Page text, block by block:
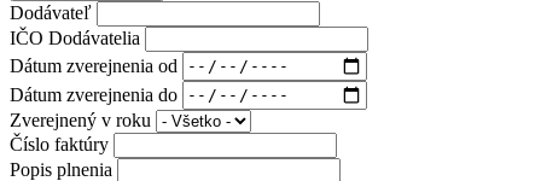
Dodávateľ
IČO Dodávatelia
Dátum zverejnenia od
Dátum zverejnenia do
Zverejnený v roku
Číslo faktúry
Popis plnenia